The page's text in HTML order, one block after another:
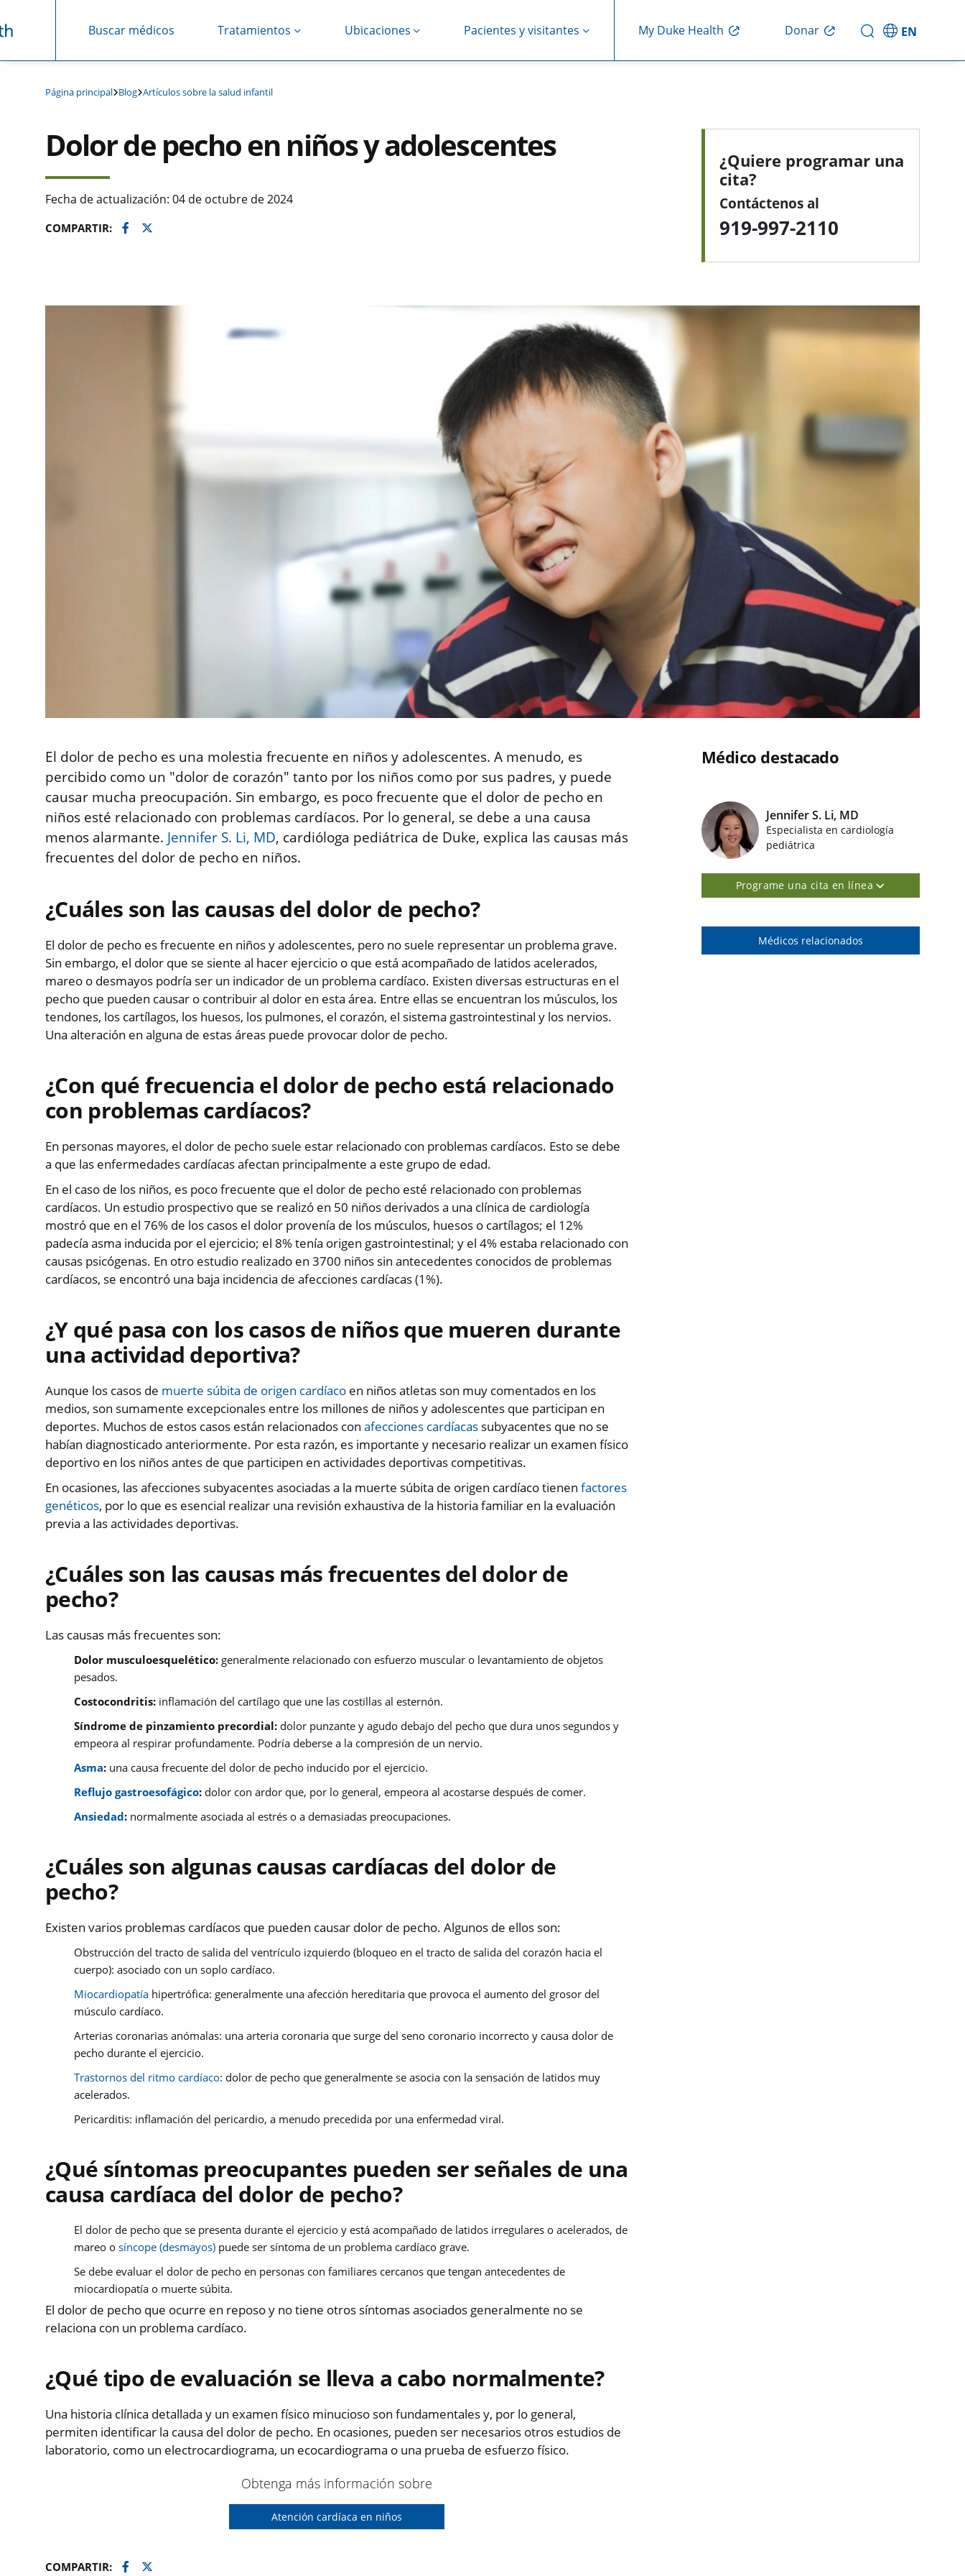
Buscar médicos Tratamientos Ubicaciones Pacientes y visitantes My Duke Health Donar EN
Página principal Blog Artículos sobre la salud infantil
Dolor de pecho en niños y adolescentes
Fecha de actualización: 04 de octubre de 2024
COMPARTIR: Facebook
Twitter
¿Quiere programar una
cita?
Contáctenos al
919-997-2110
El dolor de pecho es una molestia frecuente en niños y adolescentes. A menudo, es
percibido como un "dolor de corazón" tanto por los niños como por sus padres, y puede
causar mucha preocupación. Sin embargo, es poco frecuente que el dolor de pecho en
niños esté relacionado con problemas cardíacos. Por lo general, se debe a una causa
menos alarmante. Jennifer S. Li, MD, cardióloga pediátrica de Duke, explica las causas más
frecuentes del dolor de pecho en niños.
¿Cuáles son las causas del dolor de pecho?
El dolor de pecho es frecuente en niños y adolescentes, pero no suele representar un problema grave.
Sin embargo, el dolor que se siente al hacer ejercicio o que está acompañado de latidos acelerados,
mareo o desmayos podría ser un indicador de un problema cardíaco. Existen diversas estructuras en el
pecho que pueden causar o contribuir al dolor en esta área. Entre ellas se encuentran los músculos, los
tendones, los cartílagos, los huesos, los pulmones, el corazón, el sistema gastrointestinal y los nervios.
Una alteración en alguna de estas áreas puede provocar dolor de pecho.
¿Con qué frecuencia el dolor de pecho está relacionado
con problemas cardíacos?
En personas mayores, el dolor de pecho suele estar relacionado con problemas cardíacos. Esto se debe
a que las enfermedades cardíacas afectan principalmente a este grupo de edad.
En el caso de los niños, es poco frecuente que el dolor de pecho esté relacionado con problemas
cardíacos. Un estudio prospectivo que se realizó en 50 niños derivados a una clínica de cardiología
mostró que en el 76% de los casos el dolor provenía de los músculos, huesos o cartílagos; el 12%
padecía asma inducida por el ejercicio; el 8% tenía origen gastrointestinal; y el 4% estaba relacionado con
causas psicógenas. En otro estudio realizado en 3700 niños sin antecedentes conocidos de problemas
cardíacos, se encontró una baja incidencia de afecciones cardíacas (1%).
¿Y qué pasa con los casos de niños que mueren durante
una actividad deportiva?
Aunque los casos de muerte súbita de origen cardíaco en niños atletas son muy comentados en los
medios, son sumamente excepcionales entre los millones de niños y adolescentes que participan en
deportes. Muchos de estos casos están relacionados con afecciones cardíacas subyacentes que no se
habían diagnosticado anteriormente. Por esta razón, es importante y necesario realizar un examen físico
deportivo en los niños antes de que participen en actividades deportivas competitivas.
En ocasiones, las afecciones subyacentes asociadas a la muerte súbita de origen cardíaco tienen factores
genéticos, por lo que es esencial realizar una revisión exhaustiva de la historia familiar en la evaluación
previa a las actividades deportivas.
¿Cuáles son las causas más frecuentes del dolor de
pecho?
Las causas más frecuentes son:
Dolor musculoesquelético: generalmente relacionado con esfuerzo muscular o levantamiento de objetos
pesados.
Costocondritis: inflamación del cartílago que une las costillas al esternón.
Síndrome de pinzamiento precordial: dolor punzante y agudo debajo del pecho que dura unos segundos y
empeora al respirar profundamente. Podría deberse a la compresión de un nervio.
Asma: una causa frecuente del dolor de pecho inducido por el ejercicio.
Reflujo gastroesofágico: dolor con ardor que, por lo general, empeora al acostarse después de comer.
Ansiedad: normalmente asociada al estrés o a demasiadas preocupaciones.
¿Cuáles son algunas causas cardíacas del dolor de
pecho?
Existen varios problemas cardíacos que pueden causar dolor de pecho. Algunos de ellos son:
Obstrucción del tracto de salida del ventrículo izquierdo (bloqueo en el tracto de salida del corazón hacia el
cuerpo): asociado con un soplo cardíaco.
Miocardiopatía hipertrófica: generalmente una afección hereditaria que provoca el aumento del grosor del
músculo cardíaco.
Arterias coronarias anómalas: una arteria coronaria que surge del seno coronario incorrecto y causa dolor de
pecho durante el ejercicio.
Trastornos del ritmo cardíaco: dolor de pecho que generalmente se asocia con la sensación de latidos muy
acelerados.
Pericarditis: inflamación del pericardio, a menudo precedida por una enfermedad viral.
¿Qué síntomas preocupantes pueden ser señales de una
causa cardíaca del dolor de pecho?
El dolor de pecho que se presenta durante el ejercicio y está acompañado de latidos irregulares o acelerados, de
mareo o síncope (desmayos) puede ser síntoma de un problema cardíaco grave.
Se debe evaluar el dolor de pecho en personas con familiares cercanos que tengan antecedentes de
miocardiopatía o muerte súbita.
El dolor de pecho que ocurre en reposo y no tiene otros síntomas asociados generalmente no se
relaciona con un problema cardíaco.
¿Qué tipo de evaluación se lleva a cabo normalmente?
Una historia clínica detallada y un examen físico minucioso son fundamentales y, por lo general,
permiten identificar la causa del dolor de pecho. En ocasiones, pueden ser necesarios otros estudios de
laboratorio, como un electrocardiograma, un ecocardiograma o una prueba de esfuerzo físico.
Obtenga más información sobre
Atención cardíaca en niños
COMPARTIR: Facebook
Twitter
Médico destacado
Imágenes de médicos destacados
Jennifer S. Li, MD
Especialista en cardiología
pediátrica
Programe una cita en línea
Médicos relacionados